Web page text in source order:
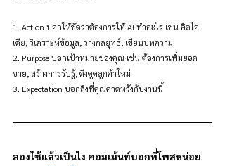
1. Action บอกให้ชัดว่าต้องการให้ AI ทำอะไร เช่น คิดไอ
เดีย, วิเคราะห์ข้อมูล, วางกลยุทธ์, เขียนบทความ
2. Purpose บอกเป้าหมายของคุณ เช่น ต้องการเพิ่มยอด
ขาย, สร้างการรับรู้, ดึงดูดลูกค้าใหม่
3. Expectation บอกสิ่งที่คุณคาดหวังกับงานนี้
ลองใช้แล้วเป็นไง คอมเม้นท์บอกที่โพสหน่อย